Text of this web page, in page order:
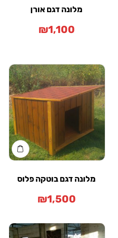
מלונה דגם אורן
₪
מלונה דגם בוטקה פלוס
₪1,500